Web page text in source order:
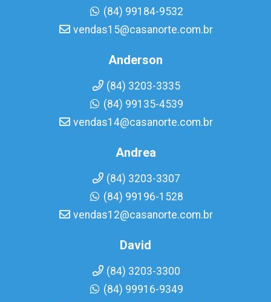
(84) 99184-9532
vendas15@casanorte.com.br
Anderson
(84) 3203-3335
(84) 99135-4539
vendas14@casanorte.com.br
Andrea
(84) 3203-3307
(84) 99196-1528
vendas12@casanorte.com.br
David
(84) 3203-3300
(84) 99916-9349